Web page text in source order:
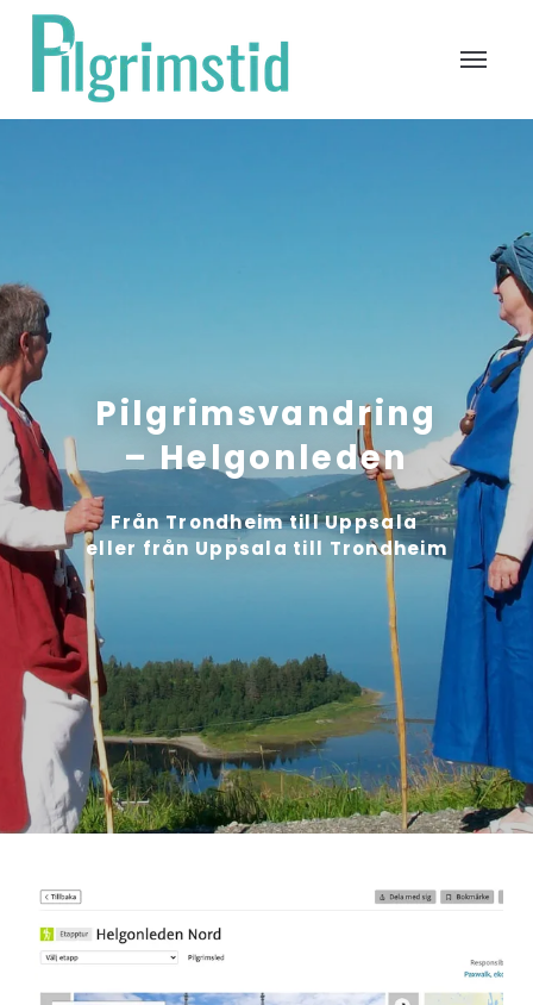
Pilgrimsvandring
– Helgonleden
Från Trondheim till Uppsala
eller från Uppsala till Trondheim